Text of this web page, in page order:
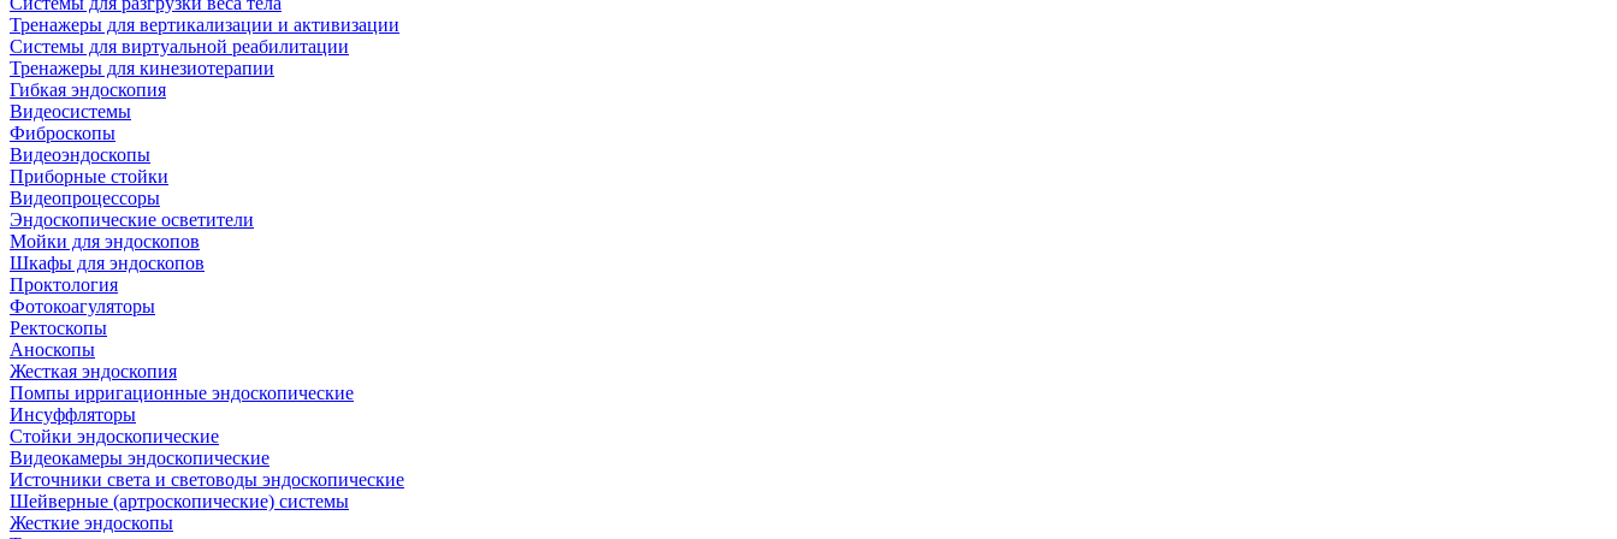
Тренажеры для вертикализации и активизации
Системы для виртуальной реабилитации
Тренажеры для кинезиотерапии
Гибкая эндоскопия
Видеосистемы
Фиброскопы
Видеоэндоскопы
Приборные стойки
Видеопроцессоры
Эндоскопические осветители
Мойки для эндоскопов
Шкафы для эндоскопов
Проктология
Фотокоагуляторы
Ректоскопы
Аноскопы
Жесткая эндоскопия
Помпы ирригационные эндоскопические
Инсуффляторы
Стойки эндоскопические
Видеокамеры эндоскопические
Источники света и световоды эндоскопические
Шейверные (артроскопические) системы
Жесткие эндоскопы